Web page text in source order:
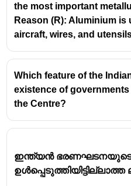
ആർട്ടിക്കിൾ 352
ആക്രമണം,
അതിൻ്റെ ഏതെങ്കിലും
സുരക്ഷയ്ക്ക്
ബോധ്യപ്പെട്ടാൽ
അടിയന്തിരാവസ്ഥ
44-ആം ഭരണഘടനാ
ദേശീയ
the most important
Reason (R): Aluminium
aircraft, wires, and
Which feature of the
existence of
the Centre?
ഇന്ത്യൻ